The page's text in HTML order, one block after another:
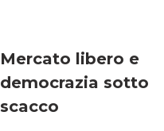
Mercato libero e
democrazia sotto
scacco